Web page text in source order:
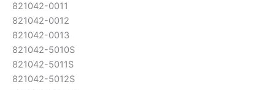
821042-0011
821042-0012
821042-0013
821042-5010S
821042-5011S
821042-5012S